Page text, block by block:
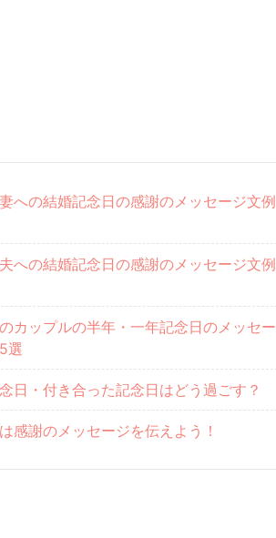
への結婚記念日の感謝のメッセージ文例
への結婚記念日の感謝のメッセージ文例
カップルの半年・一年記念日のメッセー
選
日・付き合った記念日はどう過ごす？
感謝のメッセージを伝えよう！